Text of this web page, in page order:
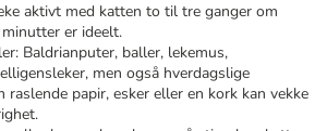
aktivt med katten to til tre ganger om
er ideelt.
Baldrianputer, baller, lekemus,
men også hverdagslige
raslende papir, esker eller en kork kan vekke